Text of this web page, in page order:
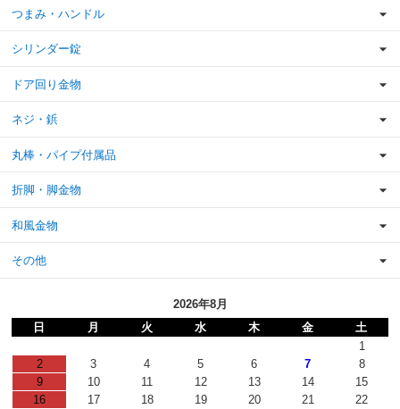
つまみ・ハンドル
シリンダー錠
ドア回り金物
ネジ・鋲
丸棒・パイプ付属品
折脚・脚金物
和風金物
その他
2026年8月
日
月 火 水 木 金
土
1
2
3 4 5 6 7
8
9
10 11 12 13 14
15
16
17 18 19 20 21
22